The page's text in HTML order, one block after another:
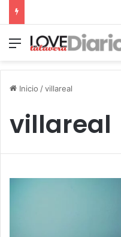
Menú
Inicio /villareal
villareal